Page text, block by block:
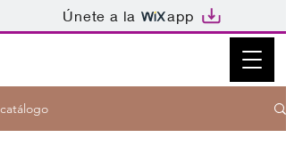
Únete a la app
catálogo